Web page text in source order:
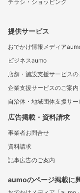
チラシ・ショッピング
提供サービス
おでかけ情報メディア
ビジネスaumo
店舗・施設支援サービスの
企業支援サービスのご案内
自治体・地域団体支援サ
広告掲載・資料請求
事業者お問合せ
資料請求
記事広告のご案内
aumoのページ掲載に